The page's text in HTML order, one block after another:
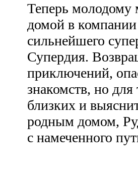
Теперь молодому
домой в
сильнейшего
Супердия.
приключений,
знакомств, но
близких и
родным домом,
с намеченного